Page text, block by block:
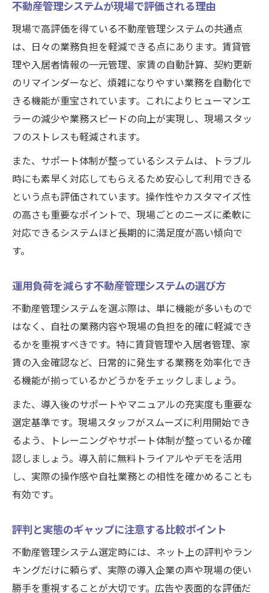
不動産管理システムが現場で評価される理由
現場で高評価を得ている不動産管理システムの共通点
は、日々の業務負担を軽減できる点にあります。賃貸管
理や入居者情報の一元管理、家賃の自動計算、契約更新
のリマインダーなど、煩雑になりやすい業務を自動化で
きる機能が重宝されています。これによりヒューマンエ
ラーの減少や業務スピードの向上が実現し、現場スタッ
フのストレスも軽減されます。
また、サポート体制が整っているシステムは、トラブル
時にも素早く対応してもらえるため安心して利用できる
という点も評価されています。操作性やカスタマイズ性
の高さも重要なポイントで、現場ごとのニーズに柔軟に
対応できるシステムほど長期的に満足度が高い傾向で
す。
運用負荷を減らす不動産管理システムの選び方
不動産管理システムを選ぶ際は、単に機能が多いもので
はなく、自社の業務内容や現場の負担を的確に軽減でき
るかを重視すべきです。特に賃貸管理や入居者管理、家
賃の入金確認など、日常的に発生する業務を効率化でき
る機能が揃っているかどうかをチェックしましょう。
また、導入後のサポートやマニュアルの充実度も重要な
選定基準です。現場スタッフがスムーズに利用開始でき
るよう、トレーニングやサポート体制が整っているか確
認しましょう。導入前に無料トライアルやデモを活用
し、実際の操作感や自社業務との相性を確かめることも
有効です。
評判と実態のギャップに注意する比較ポイント
不動産管理システム選定時には、ネット上の評判やラン
キングだけに頼らず、実際の導入企業の声や現場の使い
勝手を重視することが大切です。広告や表面的な評価だ